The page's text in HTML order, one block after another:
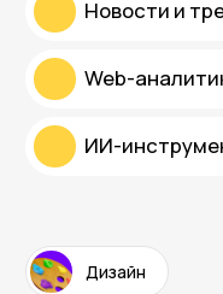
Web-аналитика
ИИ-инструменты
Дизайн